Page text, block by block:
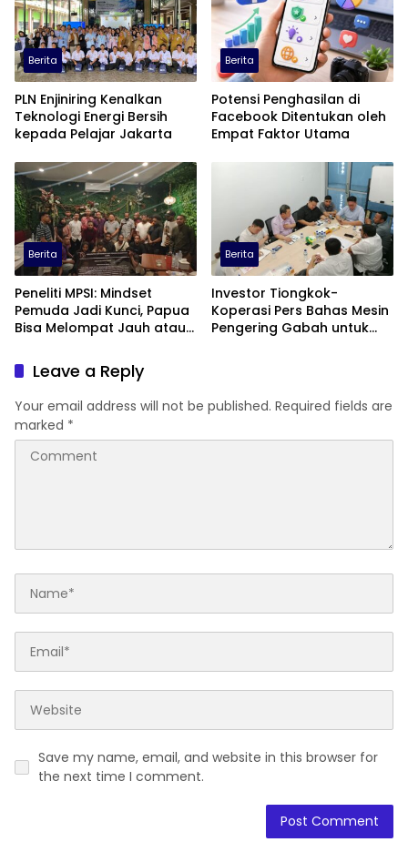
Berita
PLN Enjiniring Kenalkan
Teknologi Energi Bersih
kepada Pelajar Jakarta
Berita
Potensi Penghasilan di
Facebook Ditentukan oleh
Empat Faktor Utama
Berita
Peneliti MPSI: Mindset
Pemuda Jadi Kunci, Papua
Bisa Melompat Jauh atau
Berita
Investor Tiongkok-
Koperasi Pers Bahas Mesin
Pengering Gabah untuk
Leave a Reply
Your email address will not be published. Required fields are
marked *
Save my name, email, and website in this browser for
the next time I comment.